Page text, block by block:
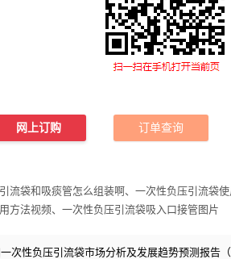
网上订购 订单查询
流袋和吸痰管怎么组装啊、一次性负压引流袋
方法视频、一次性负压引流袋吸入口接管图片
次性负压引流袋市场分析及发展趋势预测报告